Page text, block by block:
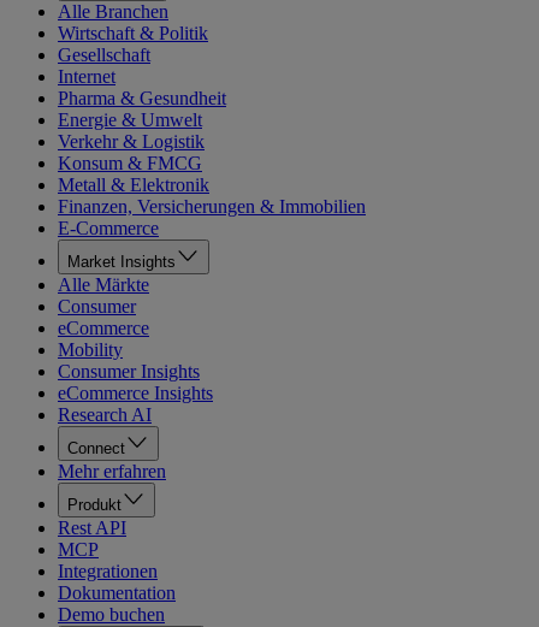
Alle Branchen
Wirtschaft & Politik
Gesellschaft
Internet
Pharma & Gesundheit
Energie & Umwelt
Verkehr & Logistik
Konsum & FMCG
Metall & Elektronik
Finanzen, Versicherungen & Immobilien
E-Commerce
Market Insights
Alle Märkte
Consumer
eCommerce
Mobility
Consumer Insights
eCommerce Insights
Research AI
Connect
Mehr erfahren
Produkt
Rest API
MCP
Integrationen
Dokumentation
Demo buchen